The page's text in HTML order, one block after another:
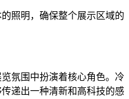
照明，确保整个展示区域的
氛围中扮演着核心角色。冷
递出一种清新和高科技的感